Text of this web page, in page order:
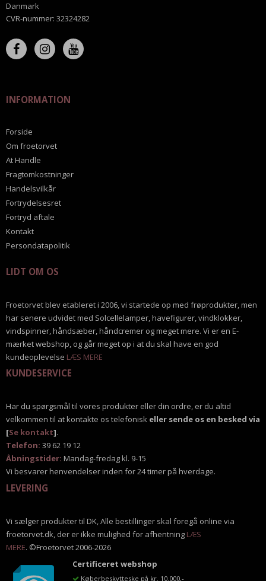
Danmark
CVR-nummer: 32324282
INFORMATION
Forside
Om froetorvet
At Handle
Fragtomkostninger
Handelsvilkår
Fortrydelsesret
Fortryd aftale
Kontakt
Persondatapolitik
LIDT OM OS
Froetorvet blev etableret i 2006, vi startede op med frøprodukter, men
har senere udvidet med Solcellelamper, havefigurer, vindklokker,
vindspinner, håndsæber, håndcremer og meget mere. Vi er en E-
mærket webshop, og går meget op i at du skal have en god
kundeoplevelse LÆS MERE
KUNDESERVICE
Har du spørgsmål til vores produkter eller din ordre, er du altid
velkommen til at kontakte os telefonisk eller sende os en besked via
[Se kontakt].
Telefon: 39 62 19 12
Åbningstider: Mandag-fredag kl. 9-15
Vi besvarer henvendelser inden for 24 timer på hverdage.
LEVERING
Vi sælger produkter til DK, Alle bestillinger skal foregå online via
froetorvet.dk, der er ikke mulighed for afhentning LÆS
MERE. ©Froetorvet 2006-2026
Certificeret webshop
Køberbeskytteske på kr. 10.000,-